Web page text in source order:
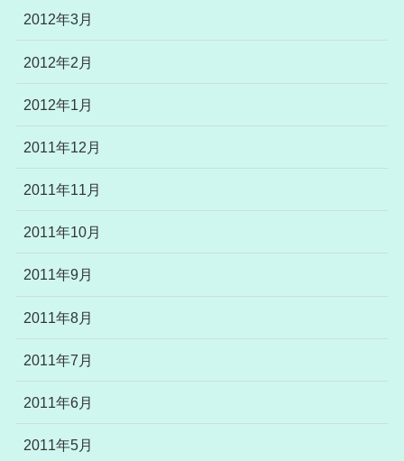
2012年3月
2012年2月
2012年1月
2011年12月
2011年11月
2011年10月
2011年9月
2011年8月
2011年7月
2011年6月
2011年5月